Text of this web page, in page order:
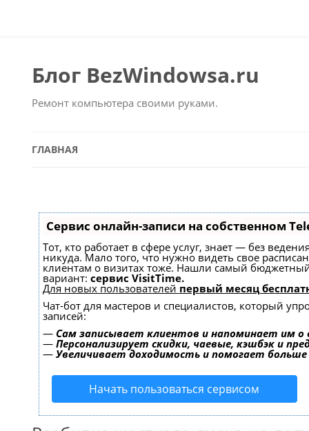
Блог BezWindowsa.ru
Ремонт компьютера своими руками.
ГЛАВНАЯ
Сервис онлайн-записи на собственном
Тот, кто работает в сфере услуг, знает — без
никуда. Мало того, что нужно видеть свое
клиентам о визитах тоже. Нашли самый
вариант: сервис VisitTime.
Для новых пользователей первый месяц
Чат-бот для мастеров и специалистов, который
записей:
— Сам записывает клиентов и напоминает им о
— Персонализирует скидки, чаевые, кэшбэк и
— Увеличивает доходимость и помогает
Начать пользоваться сервисом